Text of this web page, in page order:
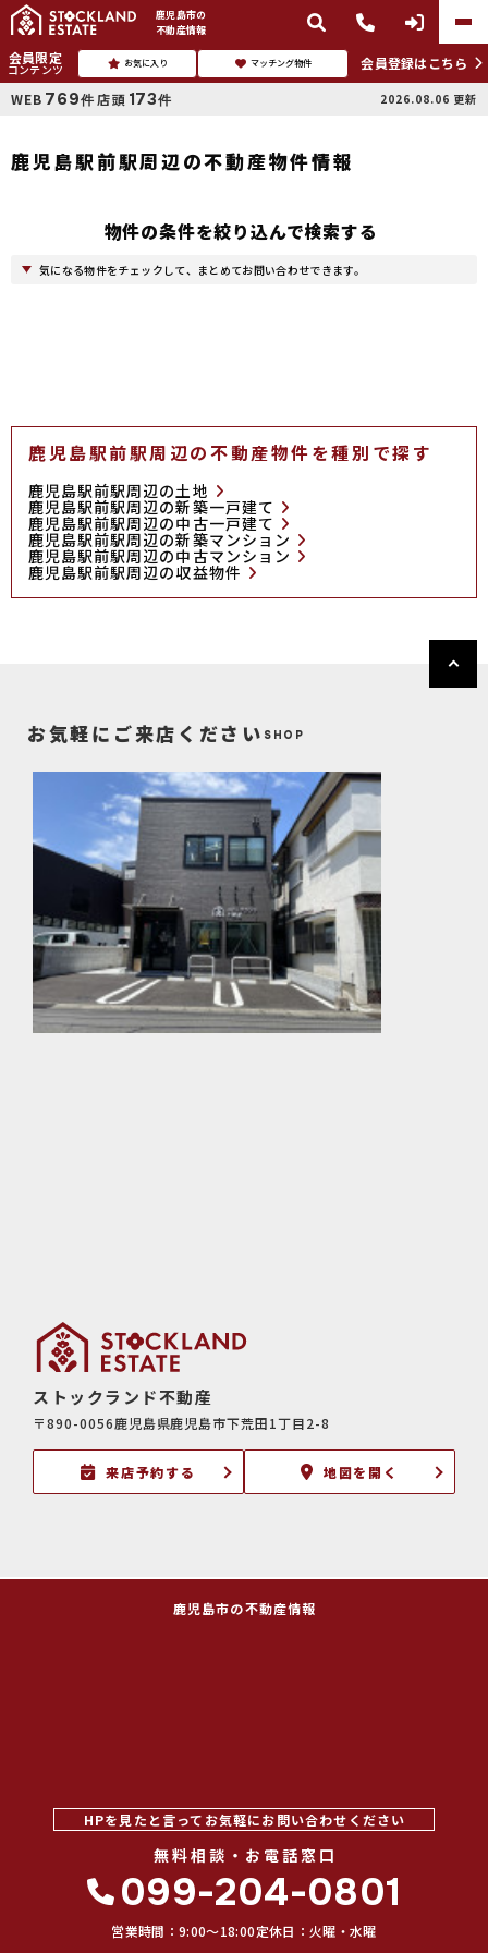
鹿児島市の
不動産情報
会員限定
コンテンツ お気に入り マッチング物件
会員登録はこちら
WEB 769件 店頭 173件 2026.08.06 更新
鹿児島駅前駅周辺の不動産物件情報
物件の条件を絞り込んで検索する
気になる物件をチェックして、まとめてお問い合わせできます。
鹿児島駅前駅周辺の不動産物件を種別で探す
鹿児島駅前駅周辺の土地
鹿児島駅前駅周辺の新築一戸建て
鹿児島駅前駅周辺の中古一戸建て
鹿児島駅前駅周辺の新築マンション
鹿児島駅前駅周辺の中古マンション
鹿児島駅前駅周辺の収益物件
お気軽にご来店ください SHOP
ストックランド不動産
〒890-0056鹿児島県鹿児島市下荒田1丁目2-8
来店予約する 地図を開く
鹿児島市の不動産情報
HPを見たと言ってお気軽にお問い合わせください
無料相談・お電話窓口
099-204-0801
営業時間：9:00〜18:00定休日：火曜・水曜